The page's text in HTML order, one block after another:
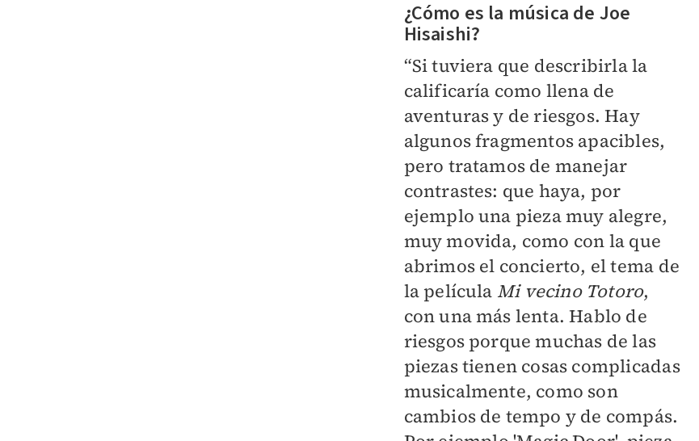
¿Cómo es la música de Joe
Hisaishi?
“Si tuviera que describirla la
calificaría como llena de
aventuras y de riesgos. Hay
algunos fragmentos apacibles,
pero tratamos de manejar
contrastes: que haya, por
ejemplo una pieza muy alegre,
muy movida, como con la que
abrimos el concierto, el tema de
la película Mi vecino Totoro,
con una más lenta. Hablo de
riesgos porque muchas de las
piezas tienen cosas complicadas
musicalmente, como son
cambios de tempo y de compás.